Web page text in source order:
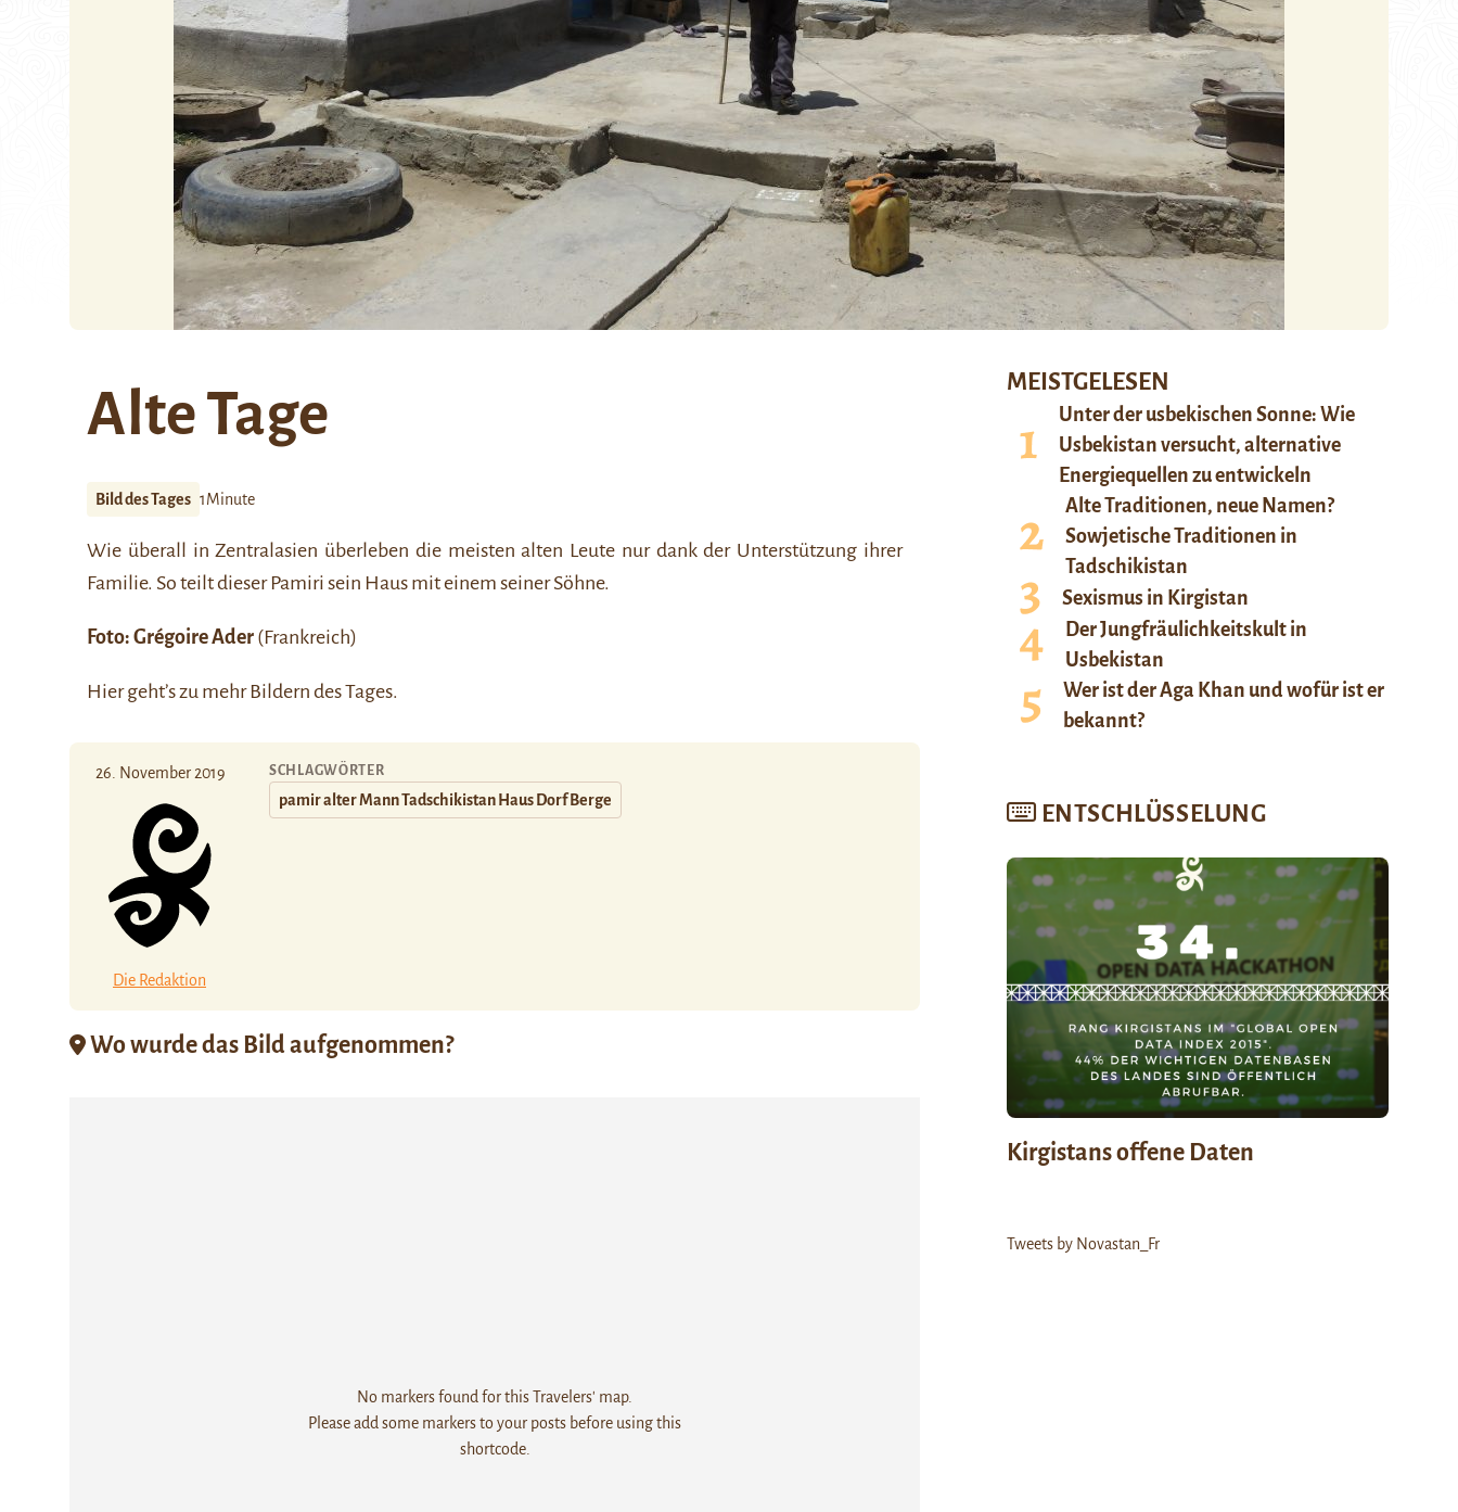
Alte Tage
Bild des Tages 1Minute
Wie überall in Zentralasien überleben die meisten alten Leute nur dank der Unterstützung ihrer
Familie. So teilt dieser Pamiri sein Haus mit einem seiner Söhne.
Foto: Grégoire Ader (Frankreich)
Hiergeht’s zu mehr Bildern des Tages.
26. November 2019
Die Redaktion
SCHLAGWÖRTER
pamir alter Mann Tadschikistan Haus Dorf Berge
Wo wurde das Bild aufgenommen?
No markers found for this Travelers' map.
Please add some markers to your posts before using this
shortcode.
MEISTGELESEN
Unter der usbekischen Sonne: Wie
Usbekistan versucht, alternative
Energiequellen zu entwickeln
Alte Traditionen, neue Namen?
Sowjetische Traditionen in
Tadschikistan
Sexismus in Kirgistan
Der Jungfräulichkeitskult in
Usbekistan
Wer ist der Aga Khan und wofür ist er
bekannt?
ENTSCHLÜSSELUNG
Kirgistans offene Daten
Tweets by Novastan_Fr